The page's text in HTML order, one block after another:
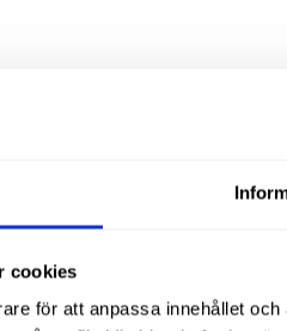
cookies
för att anpassa innehållet